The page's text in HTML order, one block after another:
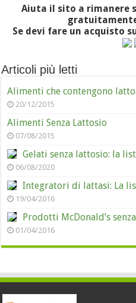
Aiuta il sito a rimanere
Se devi fare un acquisto
Articoli più letti
Alimenti che contengono
20/12/2015
Alimenti Senza Lattosio
07/08/2015
Gelati senza lattosio: la
06/08/2020
Integratori di lattasi: La
19/04/2016
Prodotti McDonald’s
01/04/2016